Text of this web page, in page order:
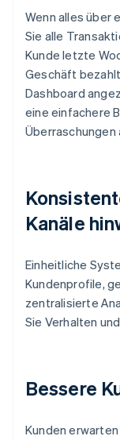
Wenn alles über
Sie alle
Kunde letzte
Geschäft
Dashboard
eine einfachere
Überraschungen
Kanäle
Einheitliche
Kundenprofile,
zentralisierte
Sie Verhalten
Bessere
Kunden